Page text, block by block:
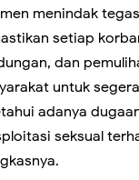
menindak
setiap
dan
untuk
adanya
seksual